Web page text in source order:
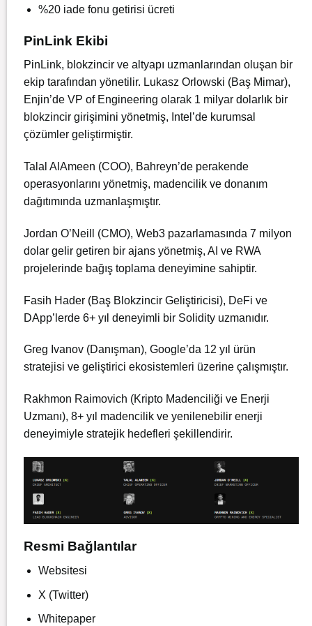
%20 iade fonu getirisi ücreti
PinLink Ekibi
PinLink, blokzincir ve altyapı uzmanlarından oluşan bir
ekip tarafından yönetilir. Lukasz Orlowski (Baş Mimar),
Enjin’de VP of Engineering olarak 1 milyar dolarlık bir
blokzincir girişimini yönetmiş, Intel’de kurumsal
çözümler geliştirmiştir.
Talal AlAmeen (COO), Bahreyn’de perakende
operasyonlarını yönetmiş, madencilik ve donanım
dağıtımında uzmanlaşmıştır.
Jordan O’Neill (CMO), Web3 pazarlamasında 7 milyon
dolar gelir getiren bir ajans yönetmiş, AI ve RWA
projelerinde bağış toplama deneyimine sahiptir.
Fasih Hader (Baş Blokzincir Geliştiricisi), DeFi ve
DApp’lerde 6+ yıl deneyimli bir Solidity uzmanıdır.
Greg Ivanov (Danışman), Google’da 12 yıl ürün
stratejisi ve geliştirici ekosistemleri üzerine çalışmıştır.
Rakhmon Raimovich (Kripto Madenciliği ve Enerji
Uzmanı), 8+ yıl madencilik ve yenilenebilir enerji
deneyimiyle stratejik hedefleri şekillendirir.
Resmi Bağlantılar
Websitesi
X (Twitter)
Whitepaper